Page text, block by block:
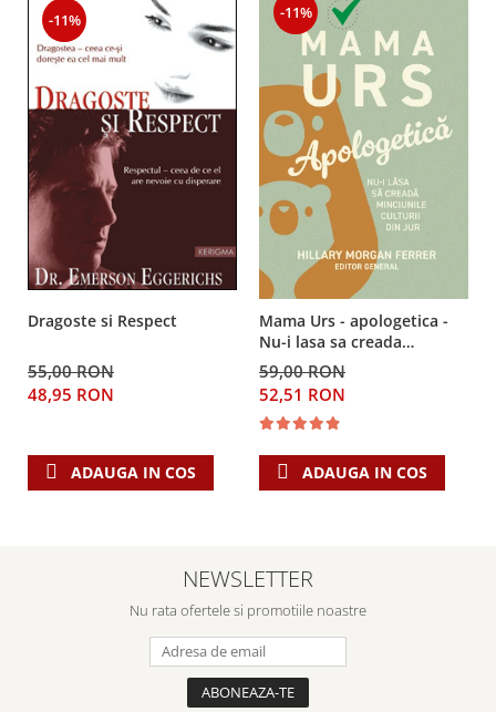
-11%
Dragoste si Respect
55,00 RON
48,95 RON
ADAUGA IN COS
-11%
Mama Urs - apologetica -
Nu-i lasa sa creada
minciunile culturii din jur
59,00 RON
52,51 RON
ADAUGA IN COS
NEWSLETTER
Nu rata ofertele si promotiile noastre